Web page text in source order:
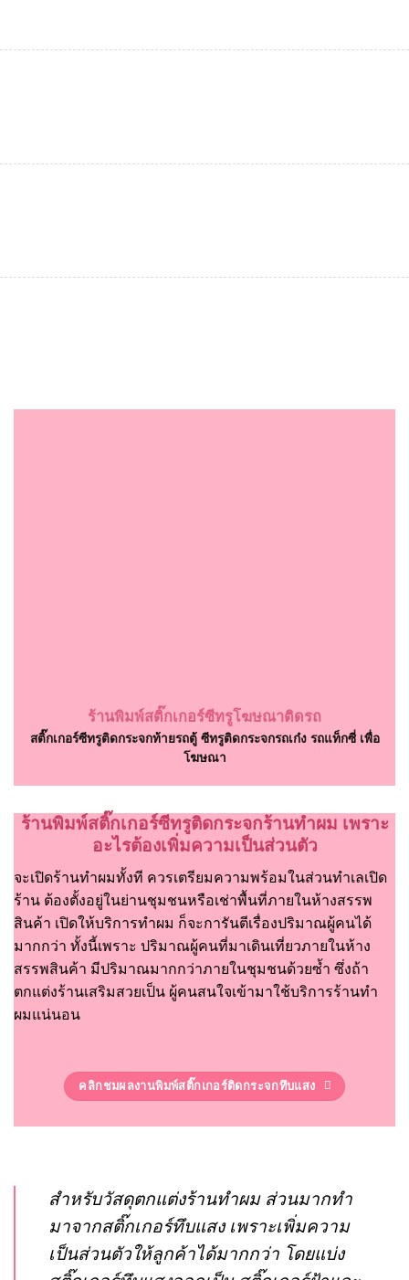
ร้านพิมพ์สติ๊กเกอร์ซีทรูโฆษณาติดรถ
สติ๊กเกอร์ซีทรูติดกระจกท้ายรถตู้ ซีทรูติดกระจกรถเก๋ง รถแท็กซี่ เพื่อ
โฆษณา
ร้านพิมพ์สติ๊กเกอร์ซีทรูติดกระจกร้านทำผม เพราะ
อะไรต้องเพิ่มความเป็นส่วนตัว
จะเปิดร้านทำผมทั้งที ควรเตรียมความพร้อมในส่วนทำเลเปิด
ร้าน ต้องตั้งอยู่ในย่านชุมชนหรือเช่าพื้นที่ภายในห้างสรรพ
สินค้า เปิดให้บริการทำผม ก็จะการันตีเรื่องปริมาณผู้คนได้
มากกว่า ทั้งนี้เพราะ ปริมาณผู้คนที่มาเดินเที่ยวภายในห้าง
สรรพสินค้า มีปริมาณมากกว่าภายในชุมชนด้วยซ้ำ ซึ่งถ้า
ตกแต่งร้านเสริมสวยเป็น ผู้คนสนใจเข้ามาใช้บริการร้านทำ
ผมแน่นอน
คลิกชมผลงานพิมพ์สติ๊กเกอร์ติดกระจกทึบแสง
สำหรับวัสดุตกแต่งร้านทำผม ส่วนมากทำ
มาจากสติ๊กเกอร์ทึบแสง เพราะเพิ่มความ
เป็นส่วนตัวให้ลูกค้าได้มากกว่า โดยแบ่ง